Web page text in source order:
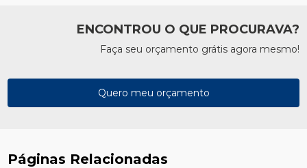
ENCONTROU O QUE PROCURAVA?
Faça seu orçamento grátis agora mesmo!
Quero meu orçamento
Páginas Relacionadas